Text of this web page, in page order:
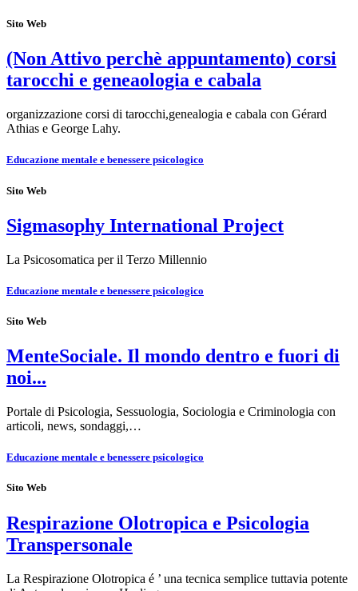
Sito Web
(Non Attivo perchè appuntamento) corsi
tarocchi e geneaologia e cabala
organizzazione corsi di tarocchi,genealogia e cabala con Gérard
Athias e George Lahy.
Educazione mentale e benessere psicologico
Sito Web
Sigmasophy International Project
La Psicosomatica per il Terzo Millennio
Educazione mentale e benessere psicologico
Sito Web
MenteSociale. Il mondo dentro e fuori di
noi...
Portale di Psicologia, Sessuologia, Sociologia e Criminologia con
articoli, news, sondaggi,…
Educazione mentale e benessere psicologico
Sito Web
Respirazione Olotropica e Psicologia
Transpersonale
La Respirazione Olotropica é ’ una tecnica semplice tuttavia potente